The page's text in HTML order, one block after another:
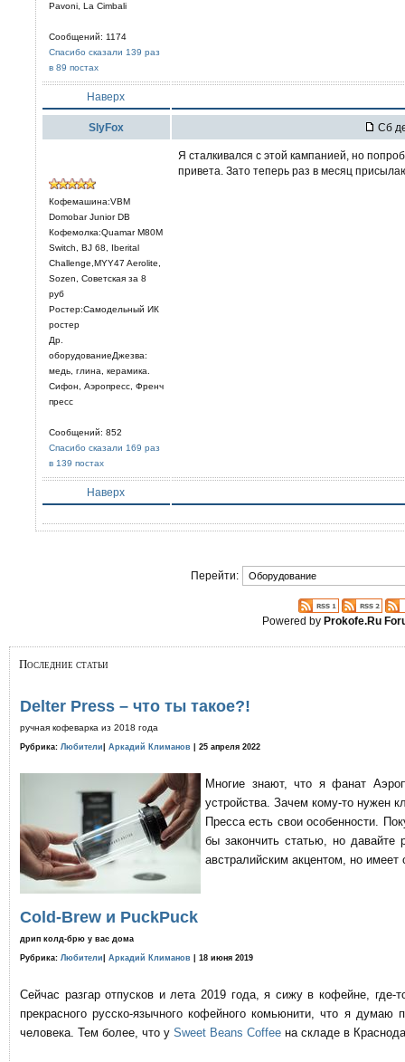
Pavoni, La Cimbali
Сообщений: 1174
Спасибо сказали 139 раз
в 89 постах
Наверх
SlyFox Сб
Кофемашина:VBM
Domobar Junior DB
Кофемолка:Quamar M80M
Switch, BJ 68, Iberital
Challenge,MYY47 Aerolite,
Sozen, Советская за 8
руб
Ростер:Самодельный ИК
ростер
Др.
оборудованиеДжезва:
медь, глина, керамика.
Сифон, Аэропресс, Френч
пресс
Сообщений: 852
Спасибо сказали 169 раз
в 139 постах
Я сталкивался с этой кампанией, но
привета. Зато теперь раз в месяц
Наверх
Перейти:
Powered byProkofe.Ru
Последние статьи
Delter Press – что ты такое?!
ручная кофеварка из 2018 года
Рубрика: Любители Аркадий Климанов | 25 апреля 2022
Многие знают, что я фанат
устройства. Зачем кому-то нужен
Пресса есть свои особенности.
бы закончить статью, но давайте
австралийским акцентом, но имеет
Cold-Brew и PuckPuck
дрип колд-брю у вас дома
Рубрика: Любители Аркадий Климанов | 18 июня 2019
Сейчас разгар отпусков и лета 2019 года, я сижу в кофейне,
прекрасного русско-язычного кофейного комьюнити, что я
человека. Тем более, что у Sweet Beans Coffee на складе в